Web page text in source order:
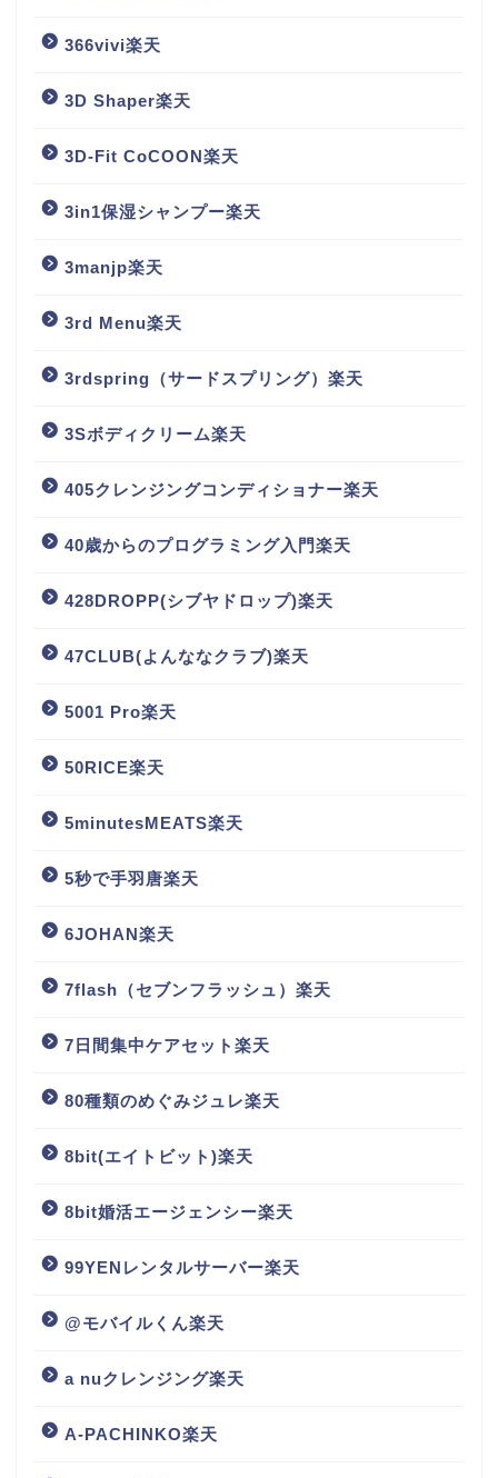
366vivi楽天
3D Shaper楽天
3D-Fit CoCOON楽天
3in1保湿シャンプー楽天
3manjp楽天
3rd Menu楽天
3rdspring（サードスプリング）楽天
3Sボディクリーム楽天
405クレンジングコンディショナー楽天
40歳からのプログラミング入門楽天
428DROPP(シブヤドロップ)楽天
47CLUB(よんななクラブ)楽天
5001 Pro楽天
50RICE楽天
5minutesMEATS楽天
5秒で手羽唐楽天
6JOHAN楽天
7flash（セブンフラッシュ）楽天
7日間集中ケアセット楽天
80種類のめぐみジュレ楽天
8bit(エイトビット)楽天
8bit婚活エージェンシー楽天
99YENレンタルサーバー楽天
@モバイルくん楽天
a nuクレンジング楽天
A-PACHINKO楽天